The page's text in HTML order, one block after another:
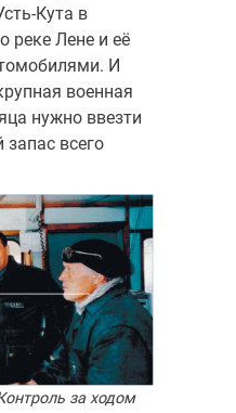
Кута в
реке Лене и её
И
военная
нужно ввезти
запас всего
за ходом